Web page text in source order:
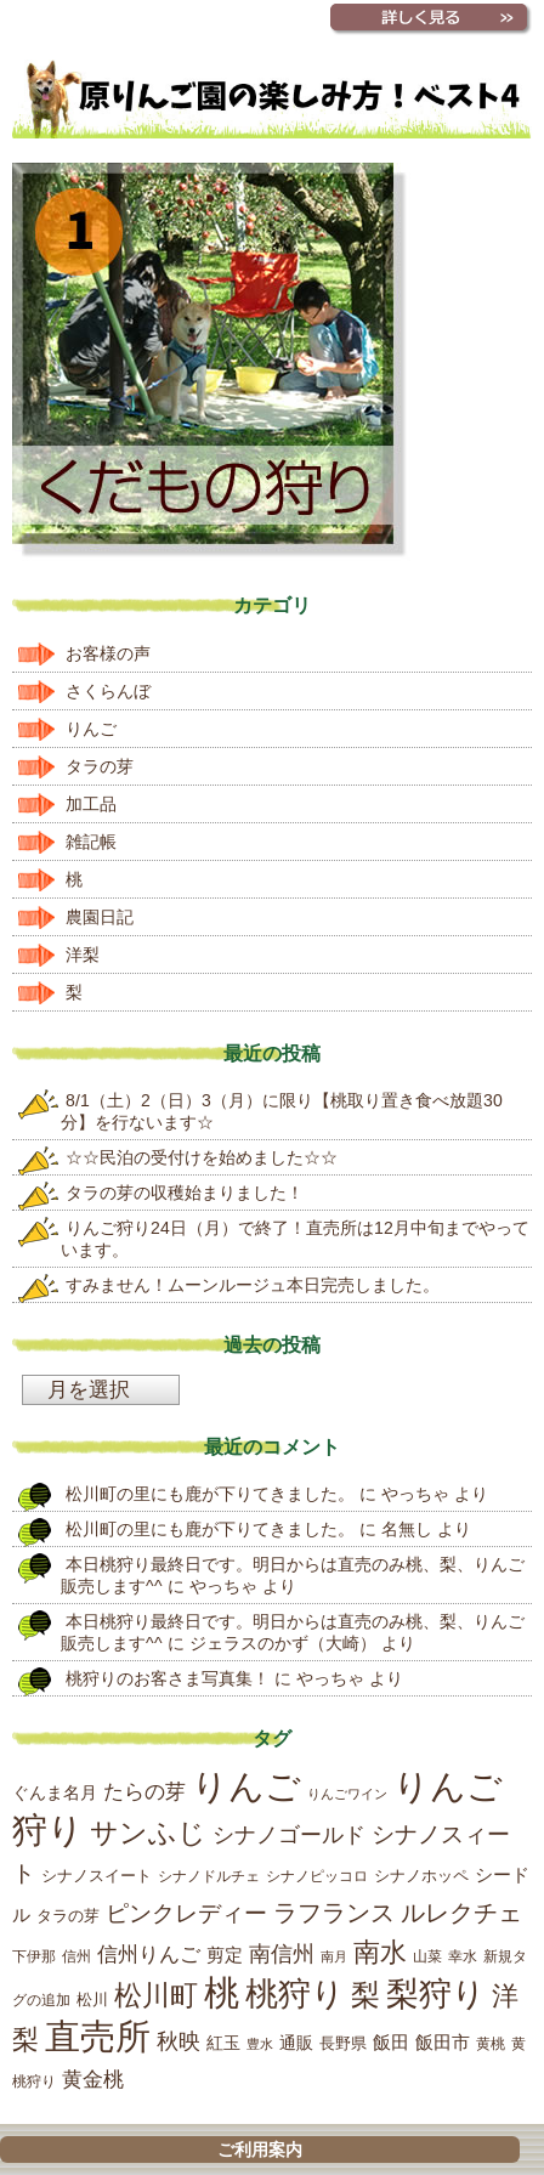
カテゴリ
お客様の声
さくらんぼ
りんご
タラの芽
加工品
雑記帳
桃
農園日記
洋梨
梨
最近の投稿
8/1（土）2（日）3（月）に限り【桃取り置き食べ放題30
分】を行ないます☆
☆☆民泊の受付けを始めました☆☆
タラの芽の収穫始まりました！
りんご狩り24日（月）で終了！直売所は12月中旬までやって
います。
すみません！ムーンルージュ本日完売しました。
過去の投稿
投
稿
最近のコメント
松川町の里にも鹿が下りてきました。 に やっちゃ より
松川町の里にも鹿が下りてきました。
に 名無し より
本日桃狩り最終日です。明日からは直売のみ桃、梨、りんご
販売します^^ に やっちゃ より
本日桃狩り最終日です。明日からは直売のみ桃、梨、りんご
販売します^^ に ジェラスのかず（大崎）
より
桃狩りのお客さま写真集！
に やっちゃ より
タグ
ぐんま名月 たらの芽 りんご りんごワイン
りんご
狩り サンふじ シナノゴールド シナノスィー
ト
シナノスイート シナノドルチェ シナノピッコロ シナノホッペ シード
ル タラの芽 ピンクレディー ラフランス ルレクチェ
下伊那 信州 信州りんご 剪定 南信州 南月 南水 山菜 幸水 新規タ
グの追加 松川 松川町 桃桃狩り 梨 梨狩り 洋
梨 直売所 秋映 紅玉 豊水 通販 長野県 飯田 飯田市 黄桃 黄
桃狩り 黄金桃
ご利用案内